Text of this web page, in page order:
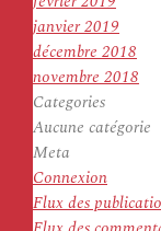
janvier 2019
décembre 2018
novembre 2018
Categories
Aucune catégorie
Meta
Connexion
Flux des